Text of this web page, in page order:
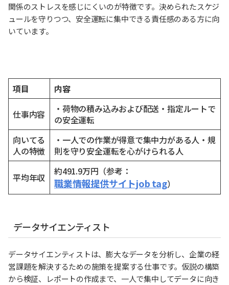
関係のストレスを感じにくいのが特徴です。決められたスケジ
ュールを守りつつ、安全運転に集中できる責任感のある方に向
いています。
項目 内容
仕事内容
・荷物の積み込みおよび配送・指定ルートで
の安全運転
向いてる
人の特徴
・一人での作業が得意で集中力がある人・規
則を守り安全運転を心がけられる人
平均年収
約491.9万円（参考：
職業情報提供サイトjob tag）
データサイエンティスト
データサイエンティストは、膨大なデータを分析し、企業の経
営課題を解決するための施策を提案する仕事です。仮説の構築
から検証、レポートの作成まで、一人で集中してデータに向き